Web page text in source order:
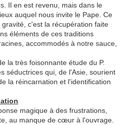
Il en est revenu, mais dans le
auquel nous invite le Pape. Ce
c'est la récupération faite
éléments de ces traditions
accommodés à notre sauce,
la très foisonnante étude du P.
séductrices qui, de l'Asie, sourient
la réincarnation et l'identification
magique à des frustrations,
au manque de cœur à l'ouvrage.